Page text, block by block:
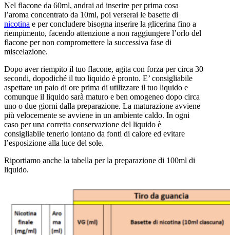
Nel flacone da 60ml, andrai ad inserire per prima cosa
l’aroma concentrato da 10ml, poi verserai le basette di
nicotina e per concludere bisogna inserire la glicerina fino a
riempimento, facendo attenzione a non raggiungere l’orlo del
flacone per non compromettere la successiva fase di
miscelazione.
Dopo aver riempito il tuo flacone, agita con forza per circa 30
secondi, dopodiché il tuo liquido è pronto. E’ consigliabile
aspettare un paio di ore prima di utilizzare il tuo liquido e
comunque il liquido sarà maturo e ben omogeneo dopo circa
uno o due giorni dalla preparazione. La maturazione avviene
più velocemente se avviene in un ambiente caldo. In ogni
caso per una corretta conservazione del liquido è
consigliabile tenerlo lontano da fonti di calore ed evitare
l’esposizione alla luce del sole.
Riportiamo anche la tabella per la preparazione di 100ml di
liquido.